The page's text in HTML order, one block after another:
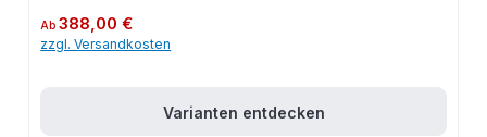
flexibel an verschiedene Heizsysteme an. Das robuste Design und die
einfache Montage machen dieses Produkt zu einer zuverlässigen Wahl für
jede Installation.EigenschaftenElegantes Design mit seitlicher ÖffnungHohe
EuropeAnwendungsbereicheBadezimmerWohnräumeGewerbliche
Regulärer Preis:
Ab388,00 €
zzgl. Versandkosten
Varianten entdecken